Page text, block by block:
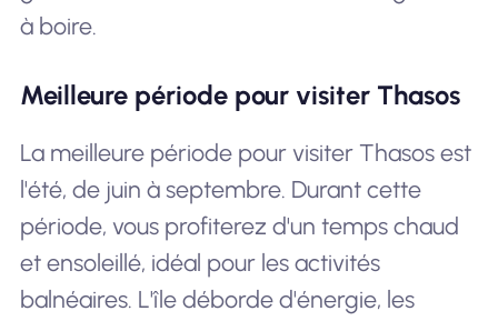
à boire.
Meilleure période pour visiter Thasos
La meilleure période pour visiter Thasos est
l'été, de juin à septembre. Durant cette
période, vous profiterez d'un temps chaud
et ensoleillé, idéal pour les activités
balnéaires. L'île déborde d'énergie, les